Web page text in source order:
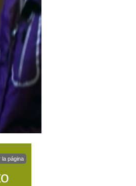
la página